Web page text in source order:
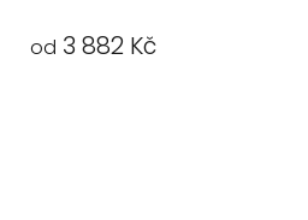
od 3 882 Kč